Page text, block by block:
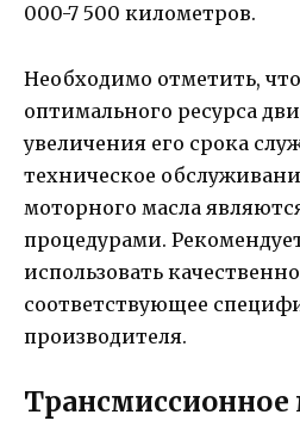
000-7 500 километров.
Необходимо отметить,
оптимального ресурса
увеличения его срока
техническое
моторного масла
процедурами.
использовать
соответствующее
производителя.
Трансмиссионное